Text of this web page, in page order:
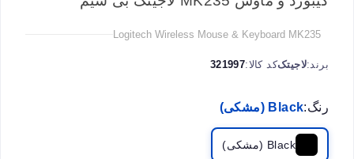
Logitech Wireless Mouse & Keyboard MK235
برند:لاجیتککد کالا:321997
رنگ:Black (مشکی)
Black (مشکی)